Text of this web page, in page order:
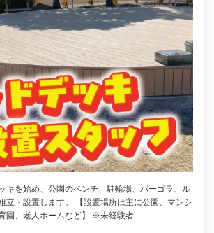
キを始め、公園のベンチ、駐輪場、パーゴラ、ル
立・設置します。 【設置場所は主に公園、マンシ
園、老人ホームなど】 ※未経験者…